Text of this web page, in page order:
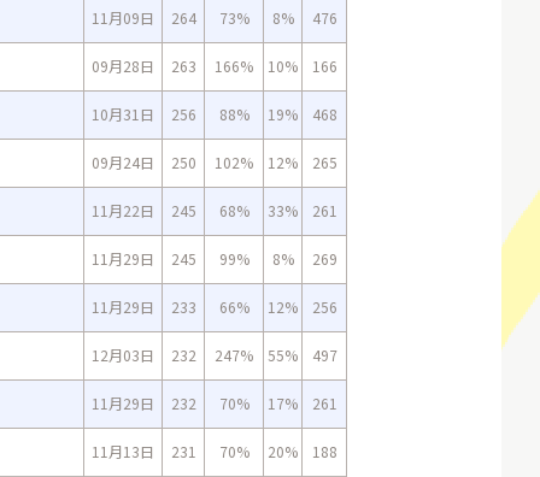
11月09日 264 73% 8% 476
09月28日 263 166% 10% 166
10月31日 256 88% 19% 468
09月24日 250 102% 12% 265
11月22日 245 68% 33% 261
11月29日 245 99% 8% 269
11月29日 233 66% 12% 256
12月03日 232 247% 55% 497
11月29日 232 70% 17% 261
11月13日 231 70% 20% 188